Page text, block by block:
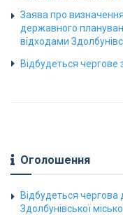
Заява про
державного
відходами
Відбудеться чергове
Оголошення
Відбудеться чергова
Здолбунівської